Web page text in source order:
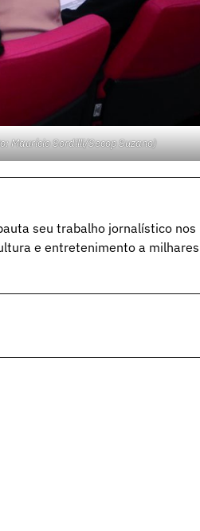
Maurício Sordilli/Secop Suzano)
seu trabalho jornalístico nos
e entretenimento a